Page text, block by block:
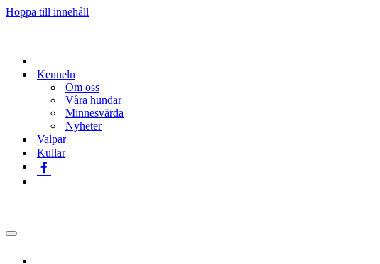
Hoppa till innehåll
Kenneln
Om oss
Våra hundar
Minnesvärda
Nyheter
Valpar
Kullar
Navigeringsmeny